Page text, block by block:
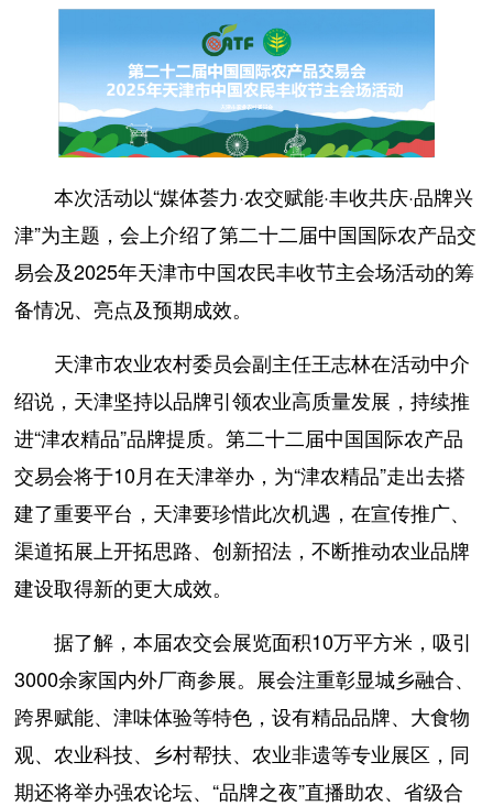
本次活动以“媒体荟力·农交赋能·丰收共庆·品牌兴
津”为主题，会上介绍了第二十二届中国国际农产品交
易会及2025年天津市中国农民丰收节主会场活动的筹
备情况、亮点及预期成效。
天津市农业农村委员会副主任王志林在活动中介
绍说，天津坚持以品牌引领农业高质量发展，持续推
进“津农精品”品牌提质。第二十二届中国国际农产品
交易会将于10月在天津举办，为“津农精品”走出去搭
建了重要平台，天津要珍惜此次机遇，在宣传推广、
渠道拓展上开拓思路、创新招法，不断推动农业品牌
建设取得新的更大成效。
据了解，本届农交会展览面积10万平方米，吸引
3000余家国内外厂商参展。展会注重彰显城乡融合、
跨界赋能、津味体验等特色，设有精品品牌、大食物
观、农业科技、乡村帮扶、农业非遗等专业展区，同
期还将举办强农论坛、“品牌之夜”直播助农、省级合